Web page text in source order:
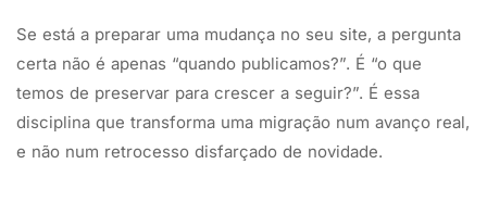
Se está a preparar uma mudança no seu site, a pergunta
certa não é apenas “quando publicamos?”. É “o que
temos de preservar para crescer a seguir?”. É essa
disciplina que transforma uma migração num avanço real,
e não num retrocesso disfarçado de novidade.